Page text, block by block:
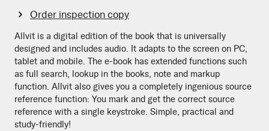
Order inspection copy
Allvit is a digital edition of the book that is universally
designed and includes audio. It adapts to the screen on PC,
tablet and mobile. The e-book has extended functions such
as full search, lookup in the books, note and markup
function. Allvit also gives you a completely ingenious source
reference function: You mark and get the correct source
reference with a single keystroke. Simple, practical and
study-friendly!